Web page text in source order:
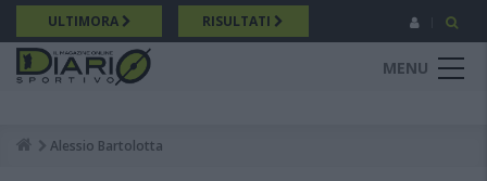
Salta
al
contenuto
principale
ULTIMORA RISULTATI
MENU
Breadcrumb
Alessio Bartolotta